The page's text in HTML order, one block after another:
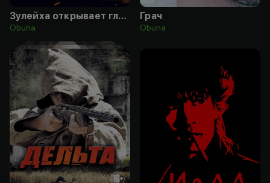
Зулейха открывает глаза
Obuna
Грач
Obuna